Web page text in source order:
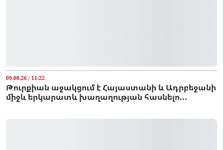
09.08.26 / 11:22
Թուրքիան աջակցում է Հայաստանի և Ադրբեջանի
միջև երկարատև խաղաղության հասնելո...